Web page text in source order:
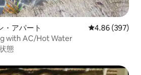
・アパート レビュー397
4.86 (397)
with AC/Hot Water
態